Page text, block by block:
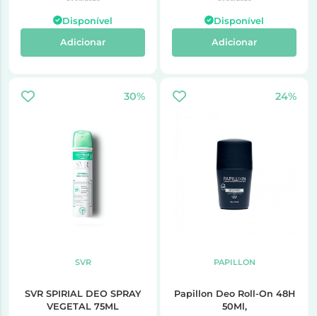
Disponível
Adicionar
Disponível
Adicionar
30%
SVR
SVR SPIRIAL DEO SPRAY
VEGETAL 75ML
24%
PAPILLON
Papillon Deo Roll-On 48H
50Ml,